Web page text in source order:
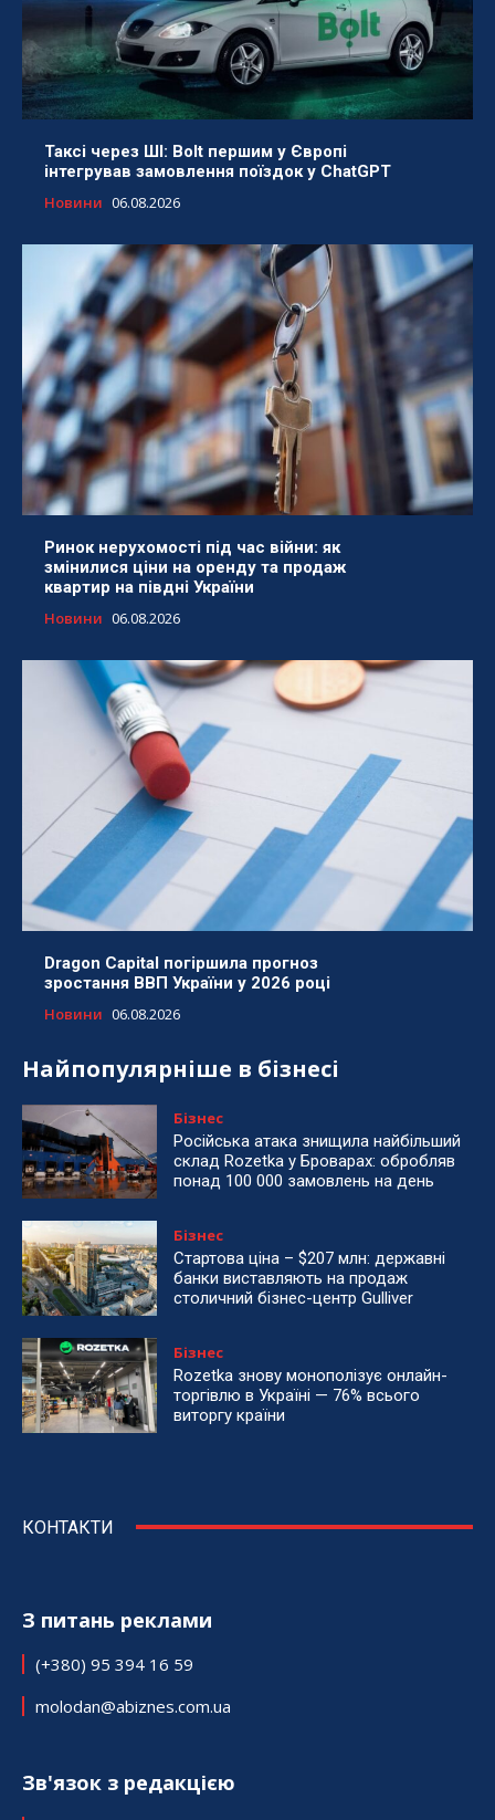
Таксі через ШІ: Bolt першим у Європі
інтегрував замовлення поїздок у ChatGPT
Новини 06.08.2026
Ринок нерухомості під час війни: як
змінилися ціни на оренду та продаж
квартир на півдні України
Новини 06.08.2026
Dragon Capital погіршила прогноз
зростання ВВП України у 2026 році
Новини 06.08.2026
Найпопулярніше в бізнесі
Бізнес
Російська атака знищила найбільший
склад Rozetka у Броварах: обробляв
понад 100 000 замовлень на день
Бізнес
Стартова ціна – $207 млн: державні
банки виставляють на продаж
столичний бізнес-центр Gulliver
Бізнес
Rozetka знову монополізує онлайн-
торгівлю в Україні — 76% всього
виторгу країни
КОНТАКТИ
З питань реклами
(+380) 95 394 16 59
molodan@abiznes.com.ua
Зв'язок з редакцією